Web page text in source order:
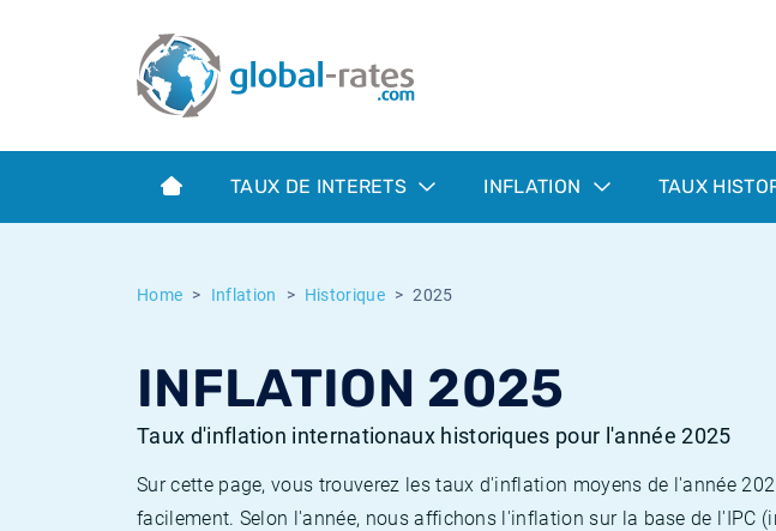
TAUX DE INTERETS INFLATION TAUX
Home Inflation Historique 2025
INFLATION 2025
Taux d'inflation internationaux historiques pour l'année 2025
Sur cette page, vous trouverez les taux d'inflation moyens de l'année
facilement. Selon l'année, nous affichons l'inflation sur la base de l'IPC
Term SOFR
Qu'est-ce que l'inflation IPC?
Qu'est-ce que l'inflation IPCH?
Taux Euribor historiques
Taux ESTER historiques
Taux d'inflation historiques
Calculateur d’inflation